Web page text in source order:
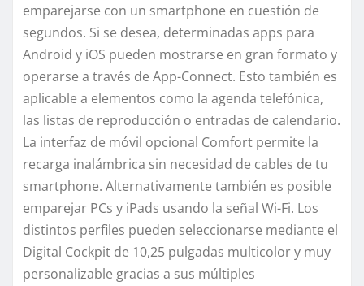
emparejarse con un smartphone en cuestión de
segundos. Si se desea, determinadas apps para
Android y iOS pueden mostrarse en gran formato y
operarse a través de App-Connect. Esto también es
aplicable a elementos como la agenda telefónica,
las listas de reproducción o entradas de calendario.
La interfaz de móvil opcional Comfort permite la
recarga inalámbrica sin necesidad de cables de tu
smartphone. Alternativamente también es posible
emparejar PCs y iPads usando la señal Wi-Fi. Los
distintos perfiles pueden seleccionarse mediante el
Digital Cockpit de 10,25 pulgadas multicolor y muy
personalizable gracias a sus múltiples